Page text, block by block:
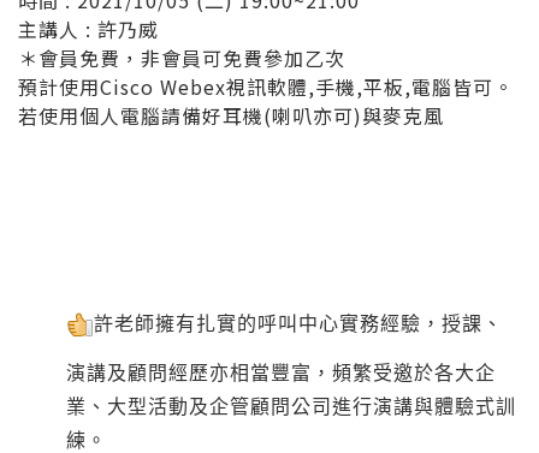
主講人 : 許乃威
＊會員免費，非會員可免費參加乙次
預計使用Cisco Webex視訊軟體,手機,平板,電腦皆可。
若使用個人電腦請備好耳機(喇叭亦可)與麥克風
許老師擁有扎實的呼叫中心實務經驗，授課、
演講及顧問經歷亦相當豐富，頻繁受邀於各大企
業、大型活動及企管顧問公司進行演講與體驗式訓
練。